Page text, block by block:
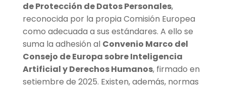
de Protección de Datos Personales,
reconocida por la propia Comisión Europea
como adecuada a sus estándares. A ello se
suma la adhesión al Convenio Marco del
Consejo de Europa sobre Inteligencia
Artificial y Derechos Humanos, firmado en
setiembre de 2025. Existen, además, normas